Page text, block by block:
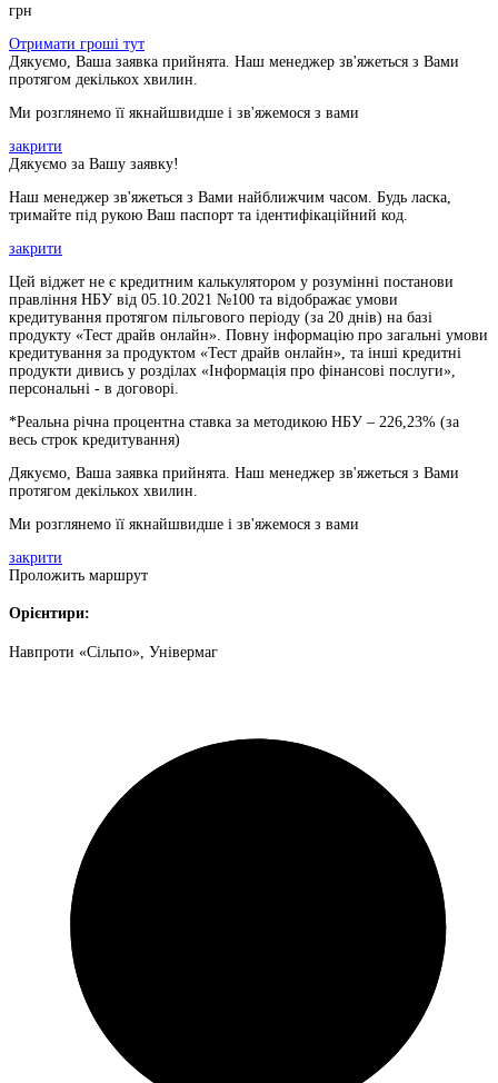
грн
Отримати гроші тут
Дякуємо, Ваша заявка прийнята. Наш менеджер зв'яжеться з Вами
протягом декількох хвилин.
Ми розглянемо її якнайшвидше і зв'яжемося з вами
закрити
Дякуємо за Вашу заявку!
Наш менеджер зв'яжеться з Вами найближчим часом. Будь ласка,
тримайте під рукою Ваш паспорт та ідентифікаційний код.
закрити
Цей віджет не є кредитним калькулятором у розумінні постанови
правління НБУ від 05.10.2021 №100 та відображає умови
кредитування протягом пільгового періоду (за 20 днів) на базі
продукту «Тест драйв онлайн». Повну інформацію про загальні умови
кредитування за продуктом «Тест драйв онлайн», та інші кредитні
продукти дивись у розділах «Інформація про фінансові послуги»,
персональні - в договорі.
*Реальна річна процентна ставка за методикою НБУ – 226,23% (за
весь строк кредитування)
Дякуємо, Ваша заявка прийнята. Наш менеджер зв'яжеться з Вами
протягом декількох хвилин.
Ми розглянемо її якнайшвидше і зв'яжемося з вами
закрити
Проложить маршрут
Орієнтири:
Навпроти «Сільпо», Універмаг